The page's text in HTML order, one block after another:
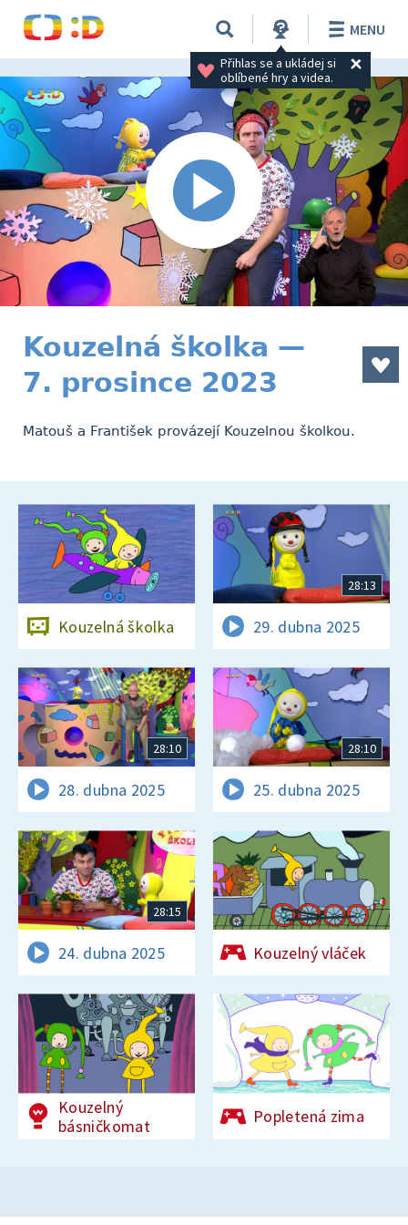
Přihlas se a ukládej si
oblíbené hry a videa.
MENU
Kouzelná školka —
7. prosince 2023
Matouš a František provázejí Kouzelnou školkou.
Kouzelná školka
28:13
29. dubna 2025
28:10
28. dubna 2025
28:10
25. dubna 2025
28:15
24. dubna 2025 Kouzelný vláček
Kouzelný
básničkomat
Popletená zima